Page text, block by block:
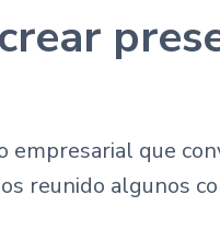
empresarial que
reunido algunos